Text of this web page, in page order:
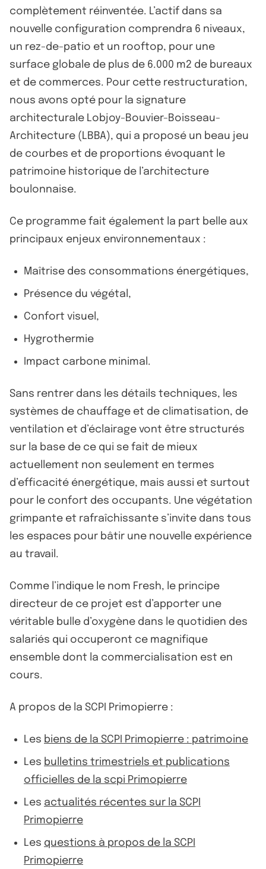
complètement réinventée. L’actif dans sa
nouvelle configuration comprendra 6 niveaux,
un rez-de-patio et un rooftop, pour une
surface globale de plus de 6.000 m2 de bureaux
et de commerces. Pour cette restructuration,
nous avons opté pour la signature
architecturale Lobjoy-Bouvier-Boisseau-
Architecture (LBBA), qui a proposé un beau jeu
de courbes et de proportions évoquant le
patrimoine historique de l’architecture
boulonnaise.
Ce programme fait également la part belle aux
principaux enjeux environnementaux :
Maîtrise des consommations énergétiques,
Présence du végétal,
Confort visuel,
Hygrothermie
Impact carbone minimal.
Sans rentrer dans les détails techniques, les
systèmes de chauffage et de climatisation, de
ventilation et d’éclairage vont être structurés
sur la base de ce qui se fait de mieux
actuellement non seulement en termes
d’efficacité énergétique, mais aussi et surtout
pour le confort des occupants. Une végétation
grimpante et rafraîchissante s’invite dans tous
les espaces pour bâtir une nouvelle expérience
au travail.
Comme l’indique le nom Fresh, le principe
directeur de ce projet est d’apporter une
véritable bulle d’oxygène dans le quotidien des
salariés qui occuperont ce magnifique
ensemble dont la commercialisation est en
cours.
A propos de la SCPI Primopierre :
Les biens de la SCPI Primopierre : patrimoine
Les bulletins trimestriels et publications
officielles de la scpi Primopierre
Les actualités récentes sur la SCPI
Primopierre
Les questions à propos de la SCPI
Primopierre